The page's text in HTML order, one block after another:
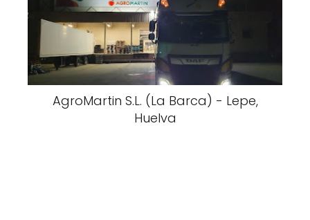
AgroMartin S.L. (La Barca) - Lepe,
Huelva